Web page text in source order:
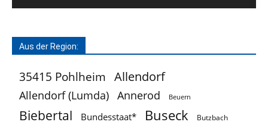
Aus der Region:
35415 Pohlheim Allendorf
Allendorf (Lumda) Annerod Beuern
Biebertal Bundesstaat* Buseck Butzbach